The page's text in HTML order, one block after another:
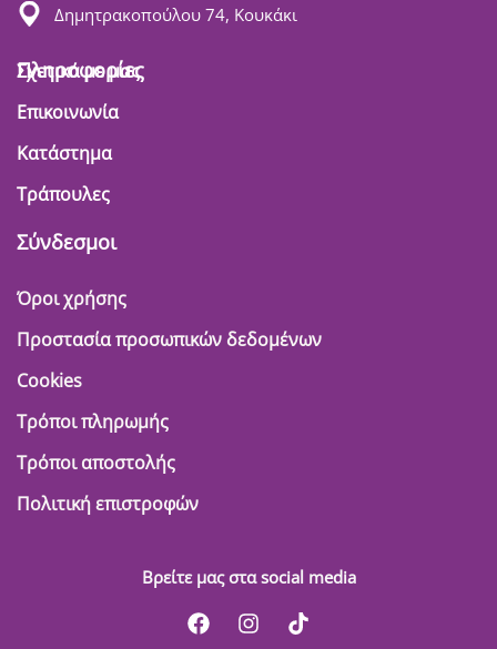
Δημητρακοπούλου 74, Κουκάκι
Πληροφορίες
Σχετικά με μας
Επικοινωνία
Κατάστημα
Τράπουλες
Σύνδεσμοι
Όροι χρήσης
Προστασία προσωπικών δεδομένων
Cookies
Τρόποι πληρωμής
Τρόποι αποστολής
Πολιτική επιστροφών
Βρείτε μας στα social media